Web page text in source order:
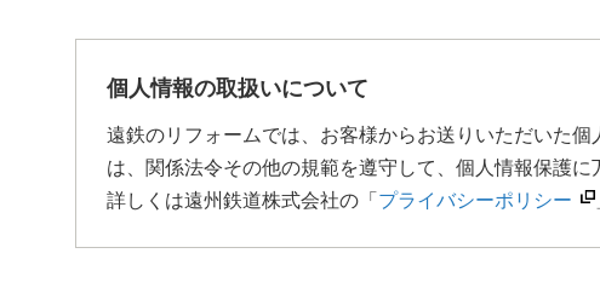
個人情報の取扱いについて
遠鉄のリフォームでは、お客様からお送りいただいた
は、関係法令その他の規範を遵守して、個人情報保護に
詳しくは遠州鉄道株式会社の「 プライバシーポリシー